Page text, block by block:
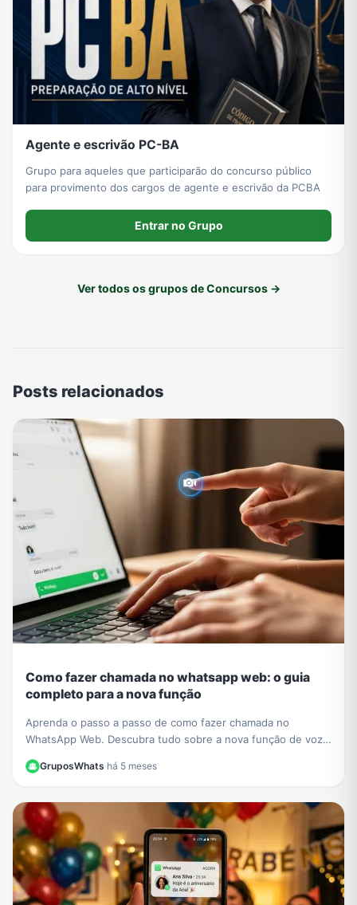
Agente e escrivão PC-BA
Grupo para aqueles que participarão do concurso público
para provimento dos cargos de agente e escrivão da PCBA
Entrar no Grupo
Ver todos os grupos de Concursos →
Posts relacionados
Como fazer chamada no whatsapp web: o guia
completo para a nova função
Aprenda o passo a passo de como fazer chamada no
WhatsApp Web. Descubra tudo sobre a nova função de voz
e vídeo que chegou ao navegador sem instalar nada.
GruposWhats·há 5 meses